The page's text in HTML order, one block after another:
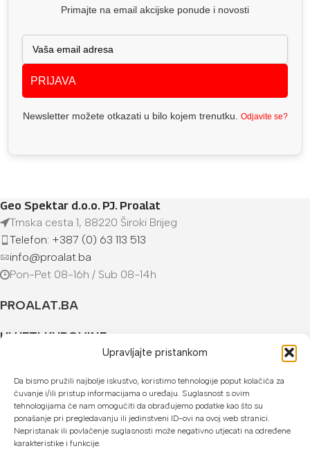
Upravljajte pristankom
Da bismo pružili najbolje iskustvo, koristimo tehnologije poput kolačića za
čuvanje i/ili pristup informacijama o uređaju. Suglasnost s ovim
tehnologijama će nam omogućiti da obrađujemo podatke kao što su
ponašanje pri pregledavanju ili jedinstveni ID-ovi na ovoj web stranici.
Nepristanak ili povlačenje suglasnosti može negativno utjecati na određene
karakteristike i funkcije.
Primajte na email akcijske ponude i novosti
PRIJAVA
Newsletter možete otkazati u bilo kojem trenutku. Odjavite se?
Geo Spektar d.o.o. PJ. Proalat
Trnska cesta 1, 88220 Široki Brijeg
Telefon: +387 (0) 63 113 513
info@proalat.ba
Pon-Pet 08-16h / Sub 08-14h
PROALAT.BA
UVJETI KUPOVINE
U našoj web trgovini možete platiti:
Kreditnim karticama jednokratno ili do 24 rate